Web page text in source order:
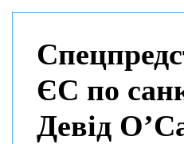
ЄС по
Девід